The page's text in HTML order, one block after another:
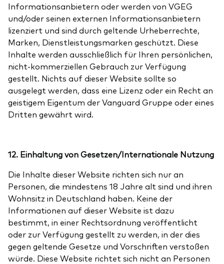
Informationsanbietern oder werden von VGEG
und/oder seinen externen Informationsanbietern
lizenziert und sind durch geltende Urheberrechte,
Marken, Dienstleistungsmarken geschützt. Diese
Inhalte werden ausschließlich für Ihren persönlichen,
nicht-kommerziellen Gebrauch zur Verfügung
gestellt. Nichts auf dieser Website sollte so
ausgelegt werden, dass eine Lizenz oder ein Recht an
geistigem Eigentum der Vanguard Gruppe oder eines
Dritten gewährt wird.
12. Einhaltung von Gesetzen/Internationale Nutzung
Die Inhalte dieser Website richten sich nur an
Personen, die mindestens 18 Jahre alt sind und ihren
Wohnsitz in Deutschland haben. Keine der
Informationen auf dieser Website ist dazu
bestimmt, in einer Rechtsordnung veröffentlicht
oder zur Verfügung gestellt zu werden, in der dies
gegen geltende Gesetze und Vorschriften verstoßen
würde. Diese Website richtet sich nicht an Personen